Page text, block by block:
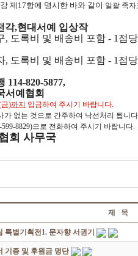
제17항에 명시한 바와 같이 일괄 족
각,현대서예 입상작
도록비 및 배송비 포함 - 1점당
도록비 및 배송비 포함 - 1점당
114-820-5877,
서예협회
)까지 입금하여 주시기 바랍니다.
없는 것으로 간주하여 낙선처리 됩니
8829)으로 전화하여 주시기 바랍니다.
회 사무국
제 목
특별기획전1. 문자향 서권기
기증 및 후원금 명단